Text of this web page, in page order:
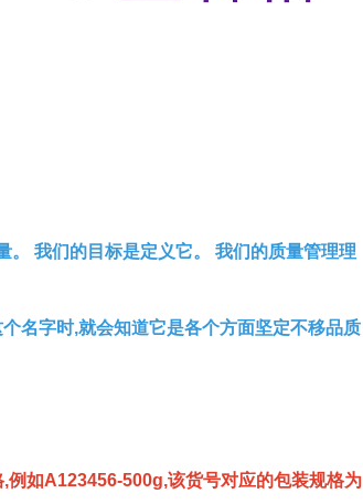
。 我们的目标是定义它。 我们的质量管理理
名字时,就会知道它是各个方面坚定不移品质
如A123456-500g,该货号对应的包装规格为